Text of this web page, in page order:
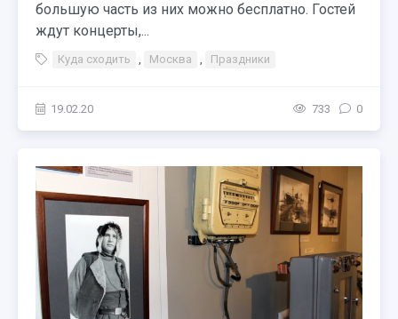
большую часть из них можно бесплатно. Гостей
ждут концерты,...
Куда сходить , Москва , Праздники
19.02.20 733 0